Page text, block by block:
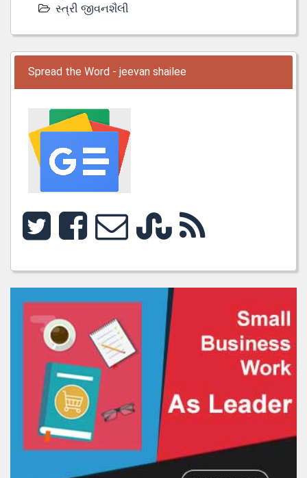
સ્ત્રી જીવનશૈલી
Spread the Word - jeevan shailee